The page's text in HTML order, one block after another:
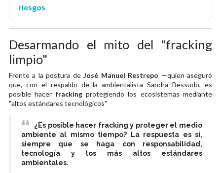
riesgos
Desarmando el mito del "fracking
limpio"
Frente a la postura deJosé Manuel Restrepo —quien aseguró
que, con el respaldo de la ambientalista Sandra Bessudo, es
posible hacer frackingprotegiendo los ecosistemas mediante
"altos estándares tecnológicos"
¿Es posible hacer fracking y proteger el medio
ambiente al mismo tiempo? La respuesta es sí,
siempre que se haga con responsabilidad,
tecnología y los más altos estándares
ambientales.